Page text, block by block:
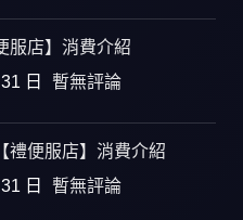
服店】消費介紹
日 暫無評論
禮便服店】消費介紹
日 暫無評論